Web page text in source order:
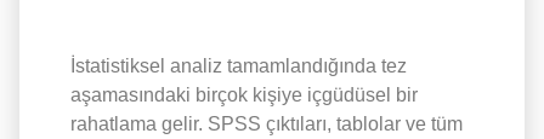
İstatistiksel analiz tamamlandığında tez
aşamasındaki birçok kişiye içgüdüsel bir
rahatlama gelir. SPSS çıktıları, tablolar ve tüm